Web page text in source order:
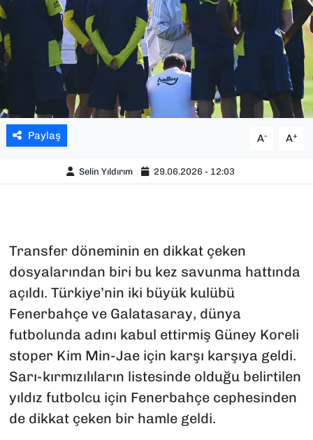
Paylaş A- A+
Selin Yıldırım 29.06.2026 - 12:03
Transfer döneminin en dikkat çeken
dosyalarından biri bu kez savunma hattında
açıldı. Türkiye’nin iki büyük kulübü
Fenerbahçe ve Galatasaray, dünya
futbolunda adını kabul ettirmiş Güney Koreli
stoper Kim Min-Jae için karşı karşıya geldi.
Sarı-kırmızılıların listesinde olduğu belirtilen
yıldız futbolcu için Fenerbahçe cephesinden
de dikkat çeken bir hamle geldi.
YEREL YÖNETİMLER